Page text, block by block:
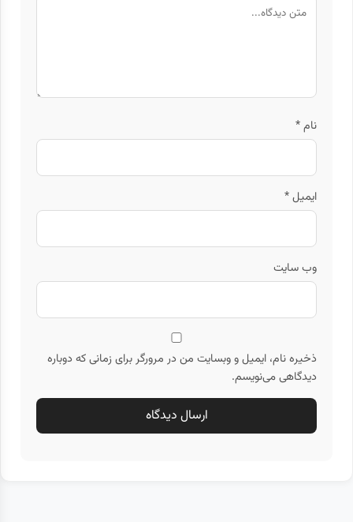
نام*
ایمیل*
وب‌ سایت
ذخیره نام، ایمیل و وبسایت من در مرورگر برای زمانی که دوباره
دیدگاهی می‌نویسم.